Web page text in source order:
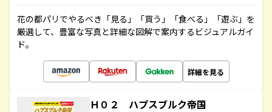
花の都パリでやるべき「見る」「買う」「食べる」「遊ぶ」を
厳選して、豊富な写真と詳細な図解で案内するビジュアルガイ
ド。
詳細を見る
Ｈ０２ ハプスブルク帝国